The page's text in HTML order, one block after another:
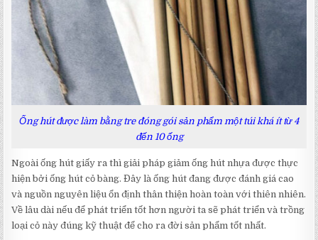
Ống hút được làm bằng tre đóng gói sản phẩm một túi khá ít từ 4
đến 10 ống
Ngoài ống hút giấy ra thì giải pháp giảm ống hút nhựa được thực
hiện bởi ống hút cỏ bàng. Đây là ống hút đang được đánh giá cao
và nguồn nguyên liệu ổn định thân thiện hoàn toàn với thiên nhiên.
Về lâu dài nếu để phát triển tốt hơn người ta sẽ phát triển và trồng
loại cỏ này đúng kỹ thuật để cho ra đời sản phẩm tốt nhất.